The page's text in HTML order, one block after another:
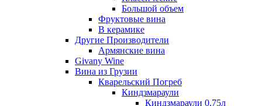
Большой объем
Фруктовые вина
В керамике
Другие Производители
Армянские вина
Givany Wine
Вина из Грузии
Кварельский Погреб
Киндзмараули
Киндзмараули 0,75л